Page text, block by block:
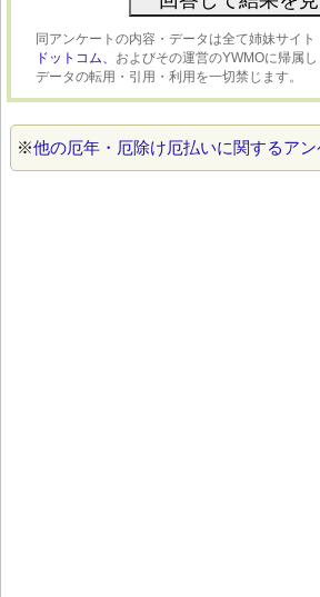
同アンケートの内容・データは全て姉妹サイト
ドットコム、 およびその運営のYWMOに帰属
データの転用・引用・利用を一切禁じます。
※他の厄年・厄除け厄払いに関するア